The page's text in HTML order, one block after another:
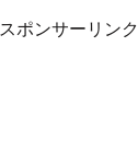
スポンサーリンク